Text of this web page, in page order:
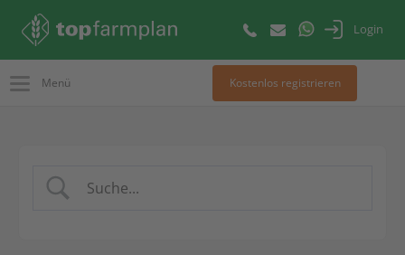
Login
Menü Kostenlos registrieren